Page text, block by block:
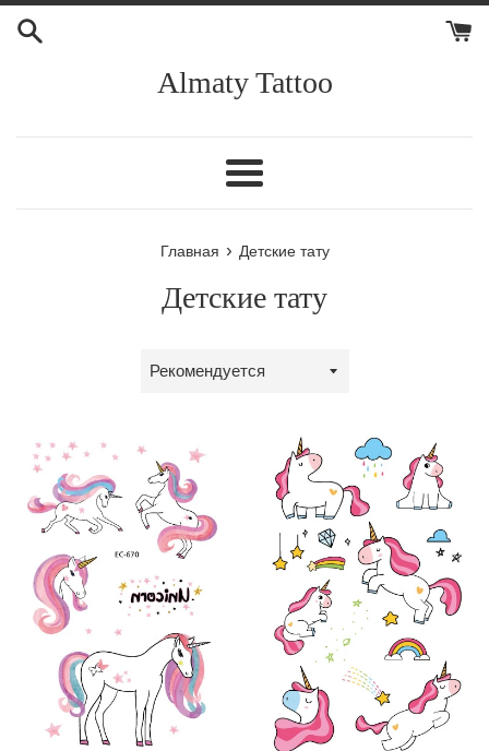
Перейти
Almaty Tattoo
Меню
Главная › Детские тату
Детские тату
Сортировка